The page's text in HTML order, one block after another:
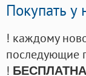
Покупать у
! каждому
последующие
!